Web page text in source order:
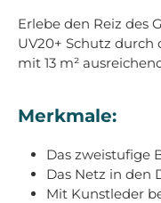
Erlebe den Reiz des
UV20+ Schutz
mit 13 m²
Merkmale:
Das zweistufige
Das Netz in den
Mit Kunstleder